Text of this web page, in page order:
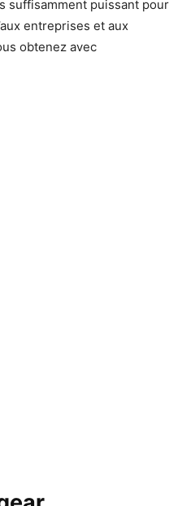
suffisamment puissant pour
entreprises et aux
obtenez avec